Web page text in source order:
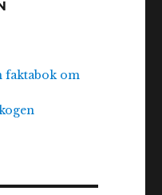
faktabok om